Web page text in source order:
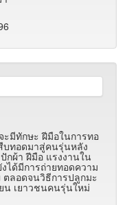
มีทักษะ ฝีมือในการทอ
บทอดมาสู่คนรุ่นหลัง
กผ้า ฝีมือ แรงงานใน
ด้มีการถ่ายทอดความ
ตลอดจนวิธีการปลูกมะ
น เยาวชนคนรุ่นใหม่